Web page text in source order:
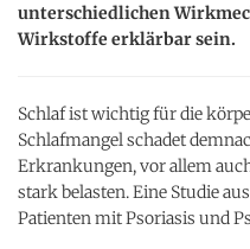
unterschiedlichen
Wirkstoffe erklärbar sein.
Schlaf ist wichtig für die
Schlafmangel schadet
Erkrankungen, vor allem
stark belasten. Eine Studie
Patienten mit Psoriasis und